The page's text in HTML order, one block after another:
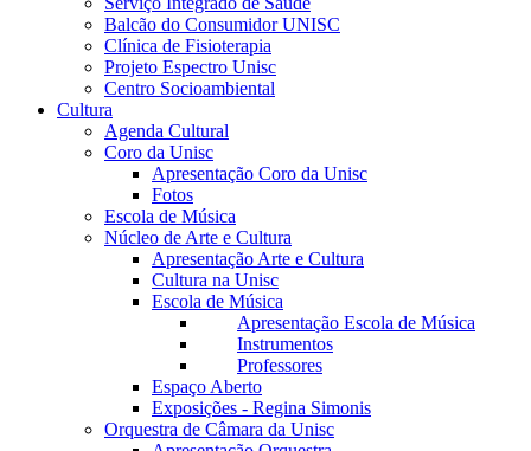
Balcão do Consumidor UNISC
Clínica de Fisioterapia
Projeto Espectro Unisc
Centro Socioambiental
Cultura
Agenda Cultural
Coro da Unisc
Apresentação Coro da Unisc
Fotos
Escola de Música
Núcleo de Arte e Cultura
Apresentação Arte e Cultura
Cultura na Unisc
Escola de Música
Apresentação Escola de Música
Instrumentos
Professores
Espaço Aberto
Exposições - Regina Simonis
Orquestra de Câmara da Unisc